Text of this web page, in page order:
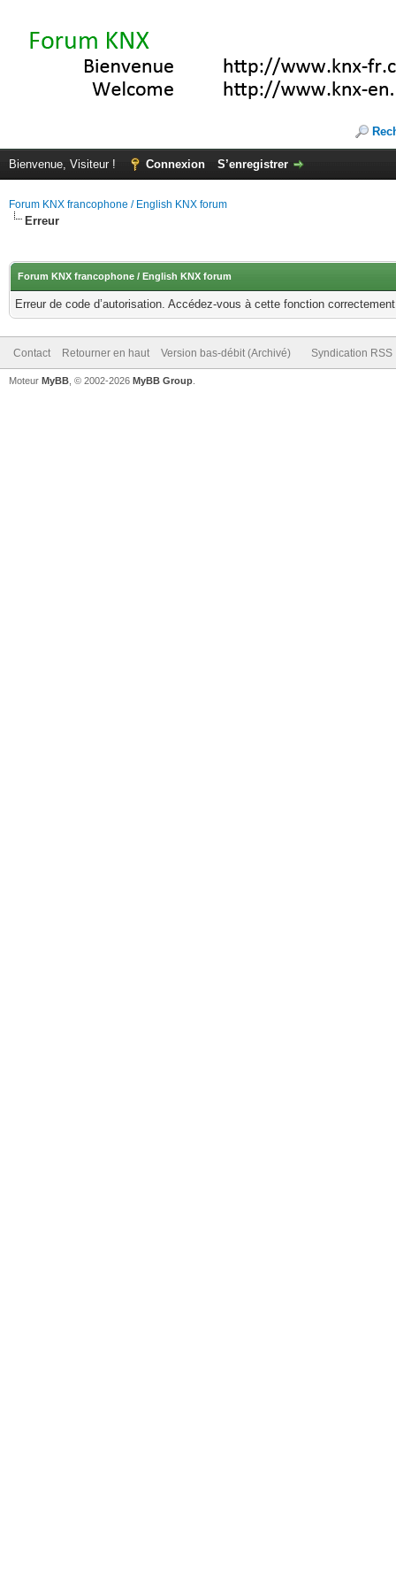
Bienvenue, Visiteur ! Connexion S’enregistrer
Forum KNX francophone / English KNX forum
Erreur
Forum KNX francophone / English KNX forum
Erreur de code d’autorisation. Accédez-vous à cette fonction
Contact Retourner en haut Version bas-débit (Archivé) Syndication RSS
Moteur MyBB , © 2002-2026 MyBB Group